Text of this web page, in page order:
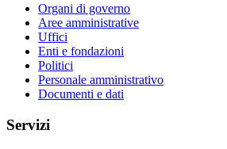
Organi di governo
Aree amministrative
Uffici
Enti e fondazioni
Politici
Personale amministrativo
Documenti e dati
Servizi